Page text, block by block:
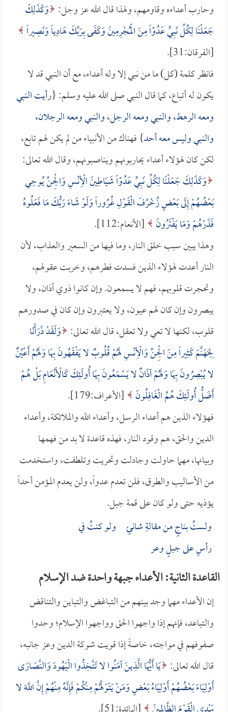
وحارب أعداءه وقاومهم، ولهذا قال الله عز وجل: وَكَذَلِكَ
جَعَلْنَا لِكُلِّ نَبِيٍّ عَدُوّاً مِنَ الْمُجْرِمِينَ وَكَفَى بِرَبِّكَ هَادِياً وَنَصِيراً
[الفرقان:31].
فانظر كلمة (كل) ما من نبي إلا وله أعداء، مع أن النبي قد لا
يكون له أتباع، كما قال النبي صلى الله عليه وسلم: {رأيت النبي
ومعه الرهط، والنبي ومعه الرجل، والنبي ومعه الرجلان،
والنبي وليس معه أحد} فهناك من الأنبياء من لم يكن لهم تابع،
لكن كان لهؤلاء أعداء يحاربونهم ويناصبونهم، وقال الله تعالى:
وَكَذَلِكَ جَعَلْنَا لِكُلِّ نَبِيٍّ عَدُوّاً شَيَاطِينَ الْأِنْسِ وَالْجِنِّ يُوحِي
بَعْضُهُمْ إِلَى بَعْضٍ زُخْرُفَ الْقَوْلِ غُرُوراً وَلَوْ شَاءَ رَبُّكَ مَا فَعَلُوهُ
فَذَرْهُمْ وَمَا يَفْتَرُونَ
[الأنعام:112].
وهذا يبين سبب خلق النار، وما فيها من السعير والعذاب، لأن
النار أعدت لهؤلاء الذين فسدت فطرهم، وخربت عقولهم،
وتحجرت قلوبهم، فهم لا يسمعون. وإن كانوا ذوي آذان، ولا
يبصرون وإن كان لهم عيون، ولا يعتبرون وإن كان في صدورهم
قلوب، لكنها لا تعي ولا تعقل، قال الله تعالى: وَلَقَدْ ذَرَأْنَا
لِجَهَنَّمَ كَثِيراً مِنَ الْجِنِّ وَالْأِنْسِ لَهُمْ قُلُوبٌ لا يَفْقَهُونَ بِهَا وَلَهُمْ أَعْيُنٌ
لا يُبْصِرُونَ بِهَا وَلَهُمْ آذَانٌ لا يَسْمَعُونَ بِهَا أُولَئِكَ كَالْأَنْعَامِ بَلْ هُمْ
أَضَلُّ أُولَئِكَ هُمُ الْغَافِلُونَ
[الأعراف:179].
فهؤلاء الذين هم أعداء الرسل، وأعداء الله والملائكة، وأعداء
الدين والحق، هم وقود النار، فهذه قاعدة لا بد من فهمها
وبيانها، مهما حاولت وجادلت وتحريت وتلطفت، واستخدمت
من الأساليب والطرق، فلن تعدم عدواً، ولن يعدم المؤمن أحداً
يؤذيه حتى ولو كان على قمة جبل.
ولستُ بناجٍ من مقالةِ شانئٍ ولو كنتُ في
رأسٍ على جبلٍ وعر
القاعدة الثانية: الأعداء جبهة واحدة ضد الإسلام
إن الأعداء مهما وجد بينهم من التباغض والتباين والتناقض
والتباعد، فإنهم إذا واجهوا الحق وواجهوا الإسلام؛ وحدوا
صفوفهم في مواجته، خاصةً إذا قويت شوكة الدين وعز جانبه،
قال الله تعالى: يَا أَيُّهَا الَّذِينَ آمَنُوا لا تَتَّخِذُوا الْيَهُودَ وَالنَّصَارَى
أَوْلِيَاءَ بَعْضُهُمْ أَوْلِيَاءُ بَعْضٍ وَمَنْ يَتَوَلَّهُمْ مِنْكُمْ فَإِنَّهُ مِنْهُمْ إِنَّ اللَّهَ لا